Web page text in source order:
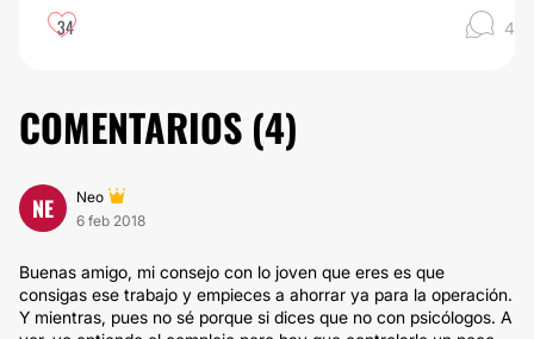
34 4
COMENTARIOS (4)
NE
Neo
6 feb 2018
Buenas amigo, mi consejo con lo joven que eres es que
consigas ese trabajo y empieces a ahorrar ya para la operación.
Y mientras, pues no sé porque si dices que no con psicólogos. A